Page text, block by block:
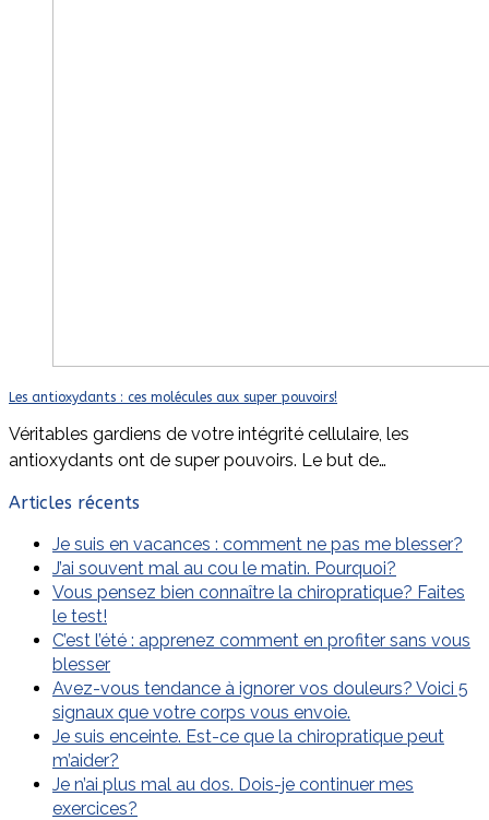
Les antioxydants : ces molécules aux super pouvoirs!
Véritables gardiens de votre intégrité cellulaire, les
antioxydants ont de super pouvoirs. Le but de…
Articles récents
Je suis en vacances : comment ne pas me blesser?
J’ai souvent mal au cou le matin. Pourquoi?
Vous pensez bien connaître la chiropratique? Faites
le test!
C’est l’été : apprenez comment en profiter sans vous
blesser
Avez-vous tendance à ignorer vos douleurs? Voici 5
signaux que votre corps vous envoie.
Je suis enceinte. Est-ce que la chiropratique peut
m’aider?
Je n’ai plus mal au dos. Dois-je continuer mes
exercices?